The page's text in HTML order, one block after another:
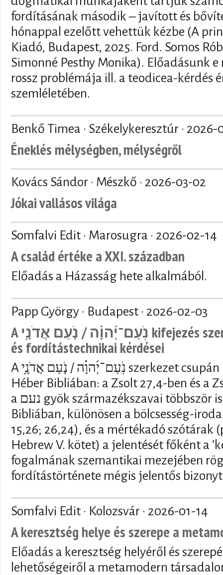
fordításának második – javított és
hónappal ezelőtt vehettük kézbe (A
Kiadó, Budapest, 2025. Ford. Somos
Simonné Pesthy Monika). Előadásunk
rossz problémája ill. a teodicea-kérdés
szemléletében.
Benkő Timea · Székelykeresztúr · 2026-
Éneklés mélységben, mélységről
Kovács Sándor · Mészkő · 2026-03-02
Jókai vallásos világa
Somfalvi Edit · Marosugra · 2026-02-14
A család értéke a XXI. században
Előadás a Házasság hete alkalmából.
Papp György · Budapest · 2026-02-03
A נֹֽעַם־יְ֜הוָ֗ה / נֹ֤עַם אֲדֹנָ֥י kifejezés szemantikai, vallástörténeti
és fordítástechnikai kérdései
A נֹֽעַם־יְ֜הוָ֗ה / נֹ֤עַם אֲדֹנָ֥י szerkezet csupán kétszer fordul elő a
Héber Bibliában: a Zsolt 27,4-ben és a
a נעם gyök származékszavai többször is előfordulnak a Héber
Bibliában, különösen a bölcsesség-
15,26; 26,24), és a mértékadó szótárak
Hebrew V. kötet) a jelentését főként a
fogalmának szemantikai mezejében
fordítástörténete mégis jelentős
Somfalvi Edit · Kolozsvár · 2026-01-14
A keresztség helye és szerepe a
Előadás a keresztség helyéről és
lehetőségeiről a metamodern